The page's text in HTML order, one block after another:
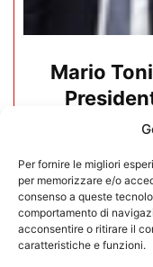
Per fornire le migliori
per memorizzare e/o
consenso a queste
comportamento di
acconsentire o ritirare il
caratteristiche e funzioni.
Mario